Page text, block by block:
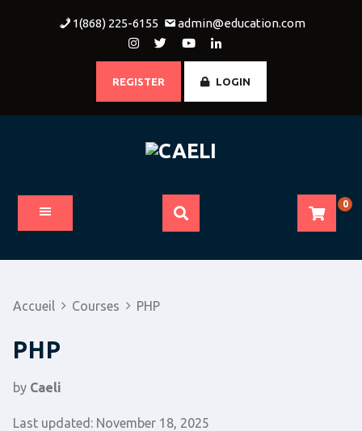
1(868) 225-6155 admin@education.com
REGISTER LOGIN
0
Accueil Courses PHP
PHP
by Caeli
Last updated: November 18, 2025